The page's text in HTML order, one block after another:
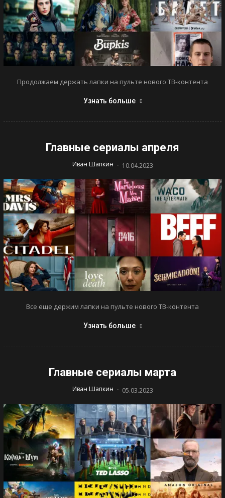
Продолжаем держать лапки на пульте нового ТВ-контента
Узнать больше
Главные сериалы апреля
Иван Шапкин - 10.04.2023
Все еще держим лапки на пульте нового ТВ-контента
Узнать больше
Главные сериалы марта
Иван Шапкин - 05.03.2023